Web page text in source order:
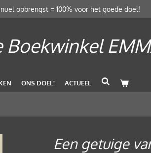
opbrengst = 100% voor het goede doel!
Boekwinkel
ONS DOEL! ACTUEEL
Een getuige